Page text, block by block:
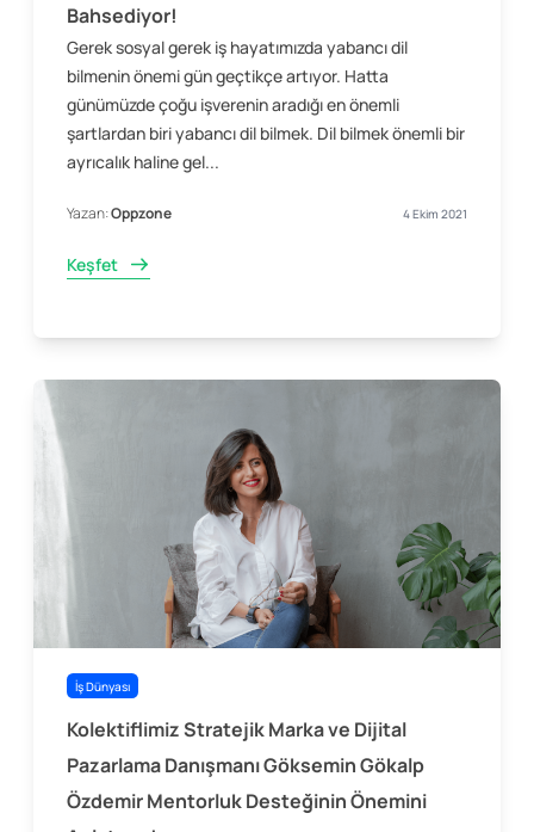
Bahsediyor!
Gerek sosyal gerek iş hayatımızda yabancı dil
bilmenin önemi gün geçtikçe artıyor. Hatta
günümüzde çoğu işverenin aradığı en önemli
şartlardan biri yabancı dil bilmek. Dil bilmek önemli bir
ayrıcalık haline gel...
Yazan:Oppzone 4 Ekim 2021
Keşfet
İş Dünyası
Kolektiflimiz Stratejik Marka ve Dijital
Pazarlama Danışmanı Göksemin Gökalp
Özdemir Mentorluk Desteğinin Önemini